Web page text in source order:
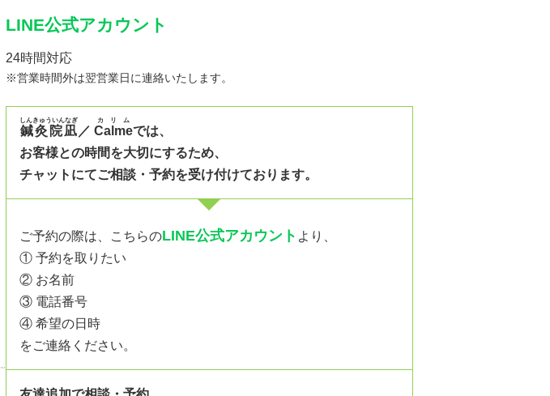
LINE公式アカウント
24時間対応
※営業時間外は翌営業日に連絡いたします。
鍼灸院凪
しんきゅういんなぎ
／ Calme
カリム
では、
お客様との時間を大切にするため、
チャットにてご相談・予約を受け付けております。
ご予約の際は、こちらのLINE公式アカウント より、
① 予約を取りたい
② お名前
③ 電話番号
④ 希望の日時
をご連絡ください。